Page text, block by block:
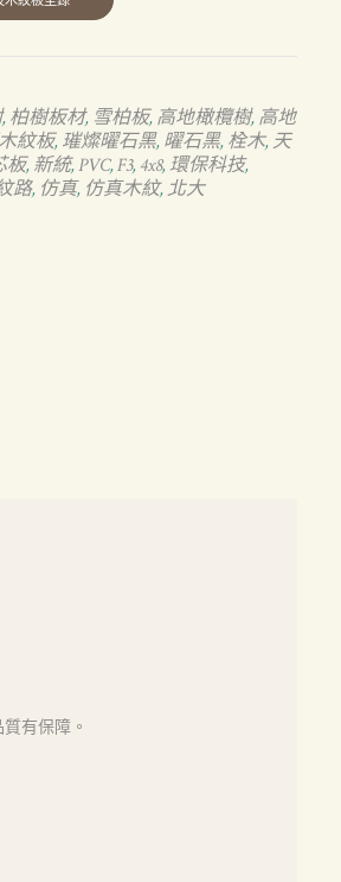
, 柏樹板材, 雪柏板, 高地橄欖樹, 高地
紋板, 璀燦曜石黑, 曜石黑, 栓木, 天
板, 新統,PVC,F3, 4x8, 環保科技,
路, 仿真, 仿真木紋,北大
有保障。